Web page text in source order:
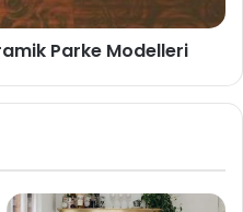
Parke Modelleri